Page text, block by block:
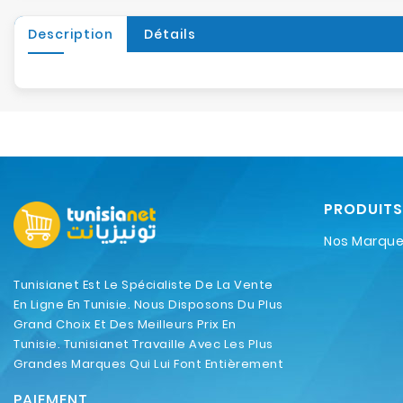
Description Détails
Tunisianet Est Le Spécialiste De La Vente
En Ligne En Tunisie. Nous Disposons Du Plus
Grand Choix Et Des Meilleurs Prix En
Tunisie. Tunisianet Travaille Avec Les Plus
Grandes Marques Qui Lui Font Entièrement
PRODUITS
Nos